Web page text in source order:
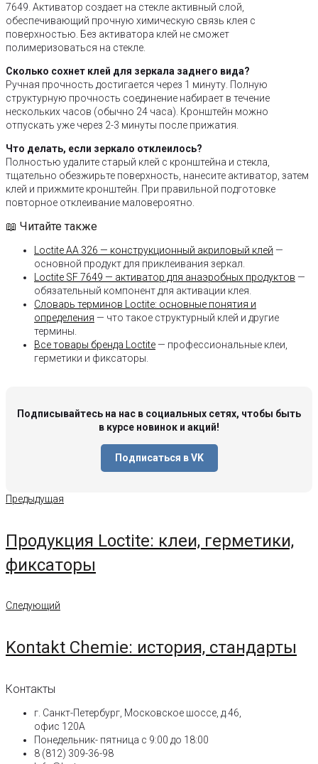
7649. Активатор создает на стекле активный слой,
обеспечивающий прочную химическую связь клея с
поверхностью. Без активатора клей не сможет
полимеризоваться на стекле.
Сколько сохнет клей для зеркала заднего вида?
Ручная прочность достигается через 1 минуту. Полную
структурную прочность соединение набирает в течение
нескольких часов (обычно 24 часа). Кронштейн можно
отпускать уже через 2-3 минуты после прижатия.
Что делать, если зеркало отклеилось?
Полностью удалите старый клей с кронштейна и стекла,
тщательно обезжирьте поверхность, нанесите активатор, затем
клей и прижмите кронштейн. При правильной подготовке
повторное отклеивание маловероятно.
📖 Читайте также
Loctite AA 326 — конструкционный акриловый клей —
основной продукт для приклеивания зеркал.
Loctite SF 7649 — активатор для анаэробных продуктов —
обязательный компонент для активации клея.
Словарь терминов Loctite: основные понятия и
определения — что такое структурный клей и другие
термины.
Все товары бренда Loctite— профессиональные клеи,
герметики и фиксаторы.
Подписывайтесь на нас в социальных сетях, чтобы быть
в курсе новинок и акций!
Подписаться в VK
Навигация
Предыдущая
Предыдущая
Продукция Loctite: клеи, герметики,
фиксаторы
Следующий
Следующий
Kontakt Chemie: история, стандарты
Контакты
г. Санкт-Петербург, Московское шоссе, д.46,
офис 120А
Понедельник- пятница с 9:00 до 18:00​
8 (812) 309-36-98